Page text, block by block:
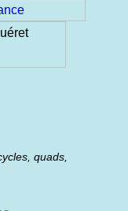
quads,